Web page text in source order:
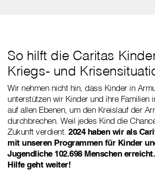
So hilft die Caritas
Kriegs- und
Wir nehmen nicht hin, dass Kinder in
unterstützen wir Kinder und ihre Familien
auf allen Ebenen, um den Kreislauf der
durchbrechen. Weil jedes Kind die
Zukunft verdient. 2024 haben wir als
mit unseren Programmen für Kinder
Jugendliche 102.698 Menschen
Hilfe geht weiter!